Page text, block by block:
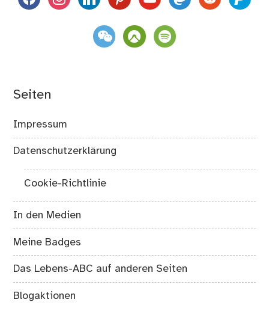
weixin komootspotify
Seiten
Impressum
Datenschutzerklärung
Cookie-Richtlinie
In den Medien
Meine Badges
Das Lebens-ABC auf anderen Seiten
Blogaktionen